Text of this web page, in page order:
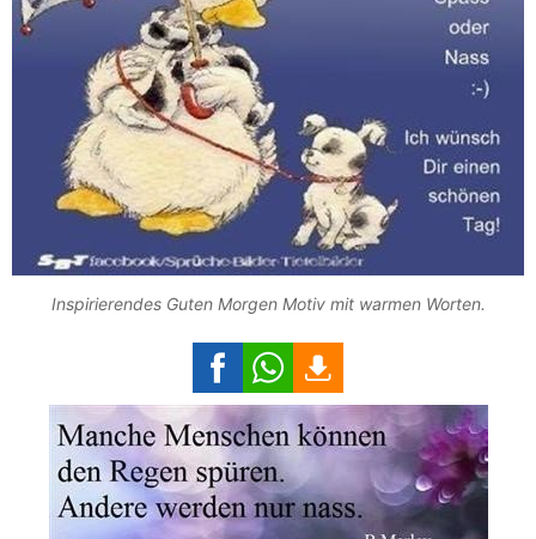
Inspirierendes Guten Morgen Motiv mit warmen Worten.